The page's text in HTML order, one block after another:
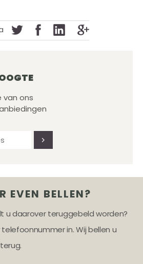
van ons
EVEN BELLEN?
u daarover teruggebeld worden?
in. Wij bellen u